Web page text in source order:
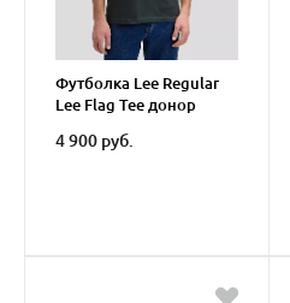
Футболка Lee Regular
Lee Flag Tee донор
4 900 руб.